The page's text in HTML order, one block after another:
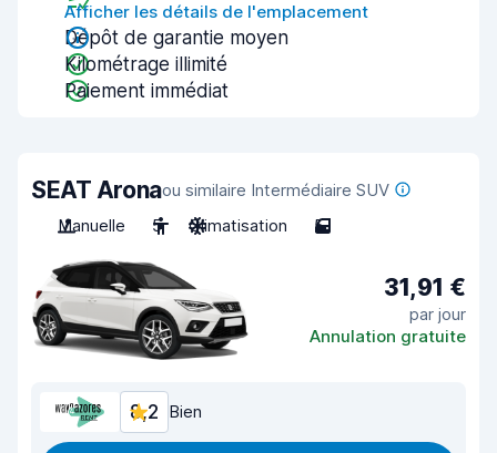
Afficher les détails de l'emplacement
Dépôt de garantie moyen
Kilométrage illimité
Paiement immédiat
SEAT Aronaou similaire Intermédiaire SUV
Manuelle
5 Climatisation 5
31,91 €
par jour
Annulation gratuite
8,2 Bien